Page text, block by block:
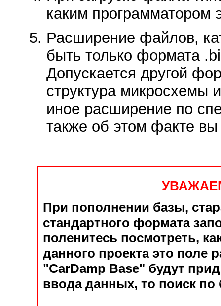
каким программатором
Расширение файлов,
быть только формата
Допускается другой
структура микросхемы
иное расширение по
также об этом факте
При пополнении базы,
стандартного формата
поленитесь посмотреть,
данного проекта это поле
"CarDamp Base" будут
ввода данных, то поиск по